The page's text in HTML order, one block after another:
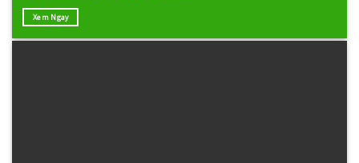
Xem Ngay